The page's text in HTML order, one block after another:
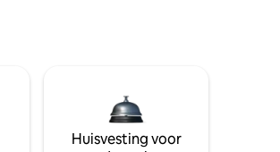
Huisvesting voor